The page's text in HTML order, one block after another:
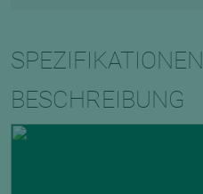
SPEZIFIKATIONEN
BESCHREIBUNG